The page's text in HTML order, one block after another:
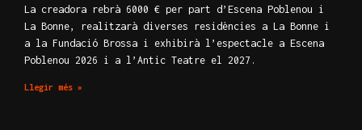
La creadora rebrà 6000 € per part d’Escena Poblenou i
La Bonne, realitzarà diverses residències a La Bonne i
a la Fundació Brossa i exhibirà l’espectacle a Escena
Poblenou 2026 i a l’Antic Teatre el 2027.
Llegir més »